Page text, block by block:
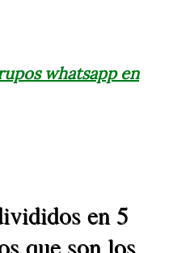
whatsapp en
en 5
que son los